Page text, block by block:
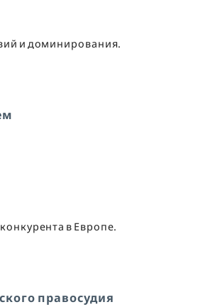
и доминирования.
в Европе.
правосудия